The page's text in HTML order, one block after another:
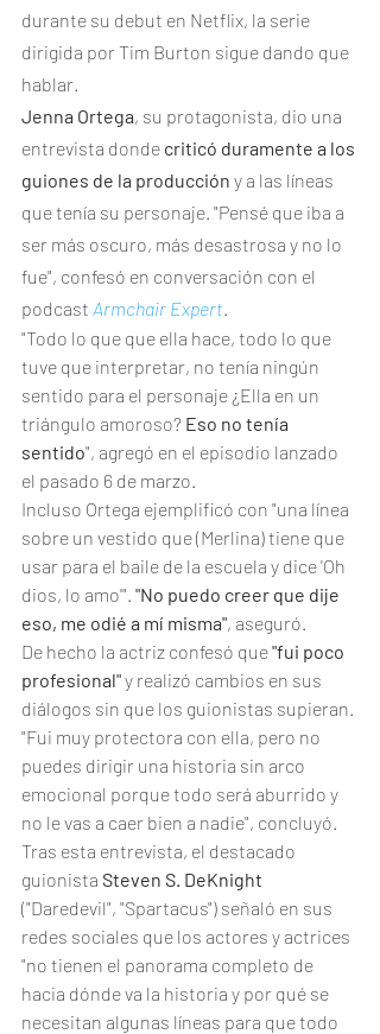
durante su debut en Netflix, la serie
dirigida por Tim Burton sigue dando que
hablar.
Jenna Ortega, su protagonista, dio una
entrevista donde criticó duramente a los
guiones de la producción y a las líneas
que tenía su personaje. "Pensé que iba a
ser más oscuro, más desastrosa y no lo
fue", confesó en conversación con el
podcast Armchair Expert.
"Todo lo que que ella hace, todo lo que
tuve que interpretar, no tenía ningún
sentido para el personaje ¿Ella en un
triángulo amoroso? Eso no tenía
sentido", agregó en el episodio lanzado
el pasado 6 de marzo.
Incluso Ortega ejemplificó con "una línea
sobre un vestido que (Merlina) tiene que
usar para el baile de la escuela y dice 'Oh
dios, lo amo'". "No puedo creer que dije
eso, me odié a mí misma", aseguró.
De hecho la actriz confesó que "fui poco
profesional" y realizó cambios en sus
diálogos sin que los guionistas supieran.
"Fui muy protectora con ella, pero no
puedes dirigir una historia sin arco
emocional porque todo será aburrido y
no le vas a caer bien a nadie", concluyó.
Tras esta entrevista, el destacado
guionista Steven S. DeKnight
("Daredevil", "Spartacus") señaló en sus
redes sociales que los actores y actrices
"no tienen el panorama completo de
hacia dónde va la historia y por qué se
necesitan algunas líneas para que todo